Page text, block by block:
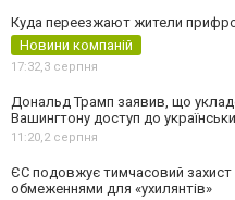
Куда переезжают жители
Новини компаній
17:32,3 серпня
Дональд Трамп заявив, що
Вашингтону доступ до
11:20,2 серпня
ЄС подовжує тимчасовий захист
обмеженнями для «ухилянтів»